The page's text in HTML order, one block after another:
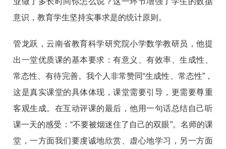
意识，教育学生坚持实事求是的统计原则。
管龙跃，云南省教育科学研究院小学数学教研员，他提
出一堂优质课的基本要求：有意义、有效率、生成性、
常态性、有待完善。我个人非常赞同“生成性、常态性”，
这是真实课堂的具体体现，课堂需要引导，更需要尊重
客观生成。在互动评课的最后，他用一句话总结自己听
课一天的感受：“不要被烟迷住了自己的双眼”。名师的课
堂，一方面我们要虔诚地欣赏、虚心地学习，另一方面